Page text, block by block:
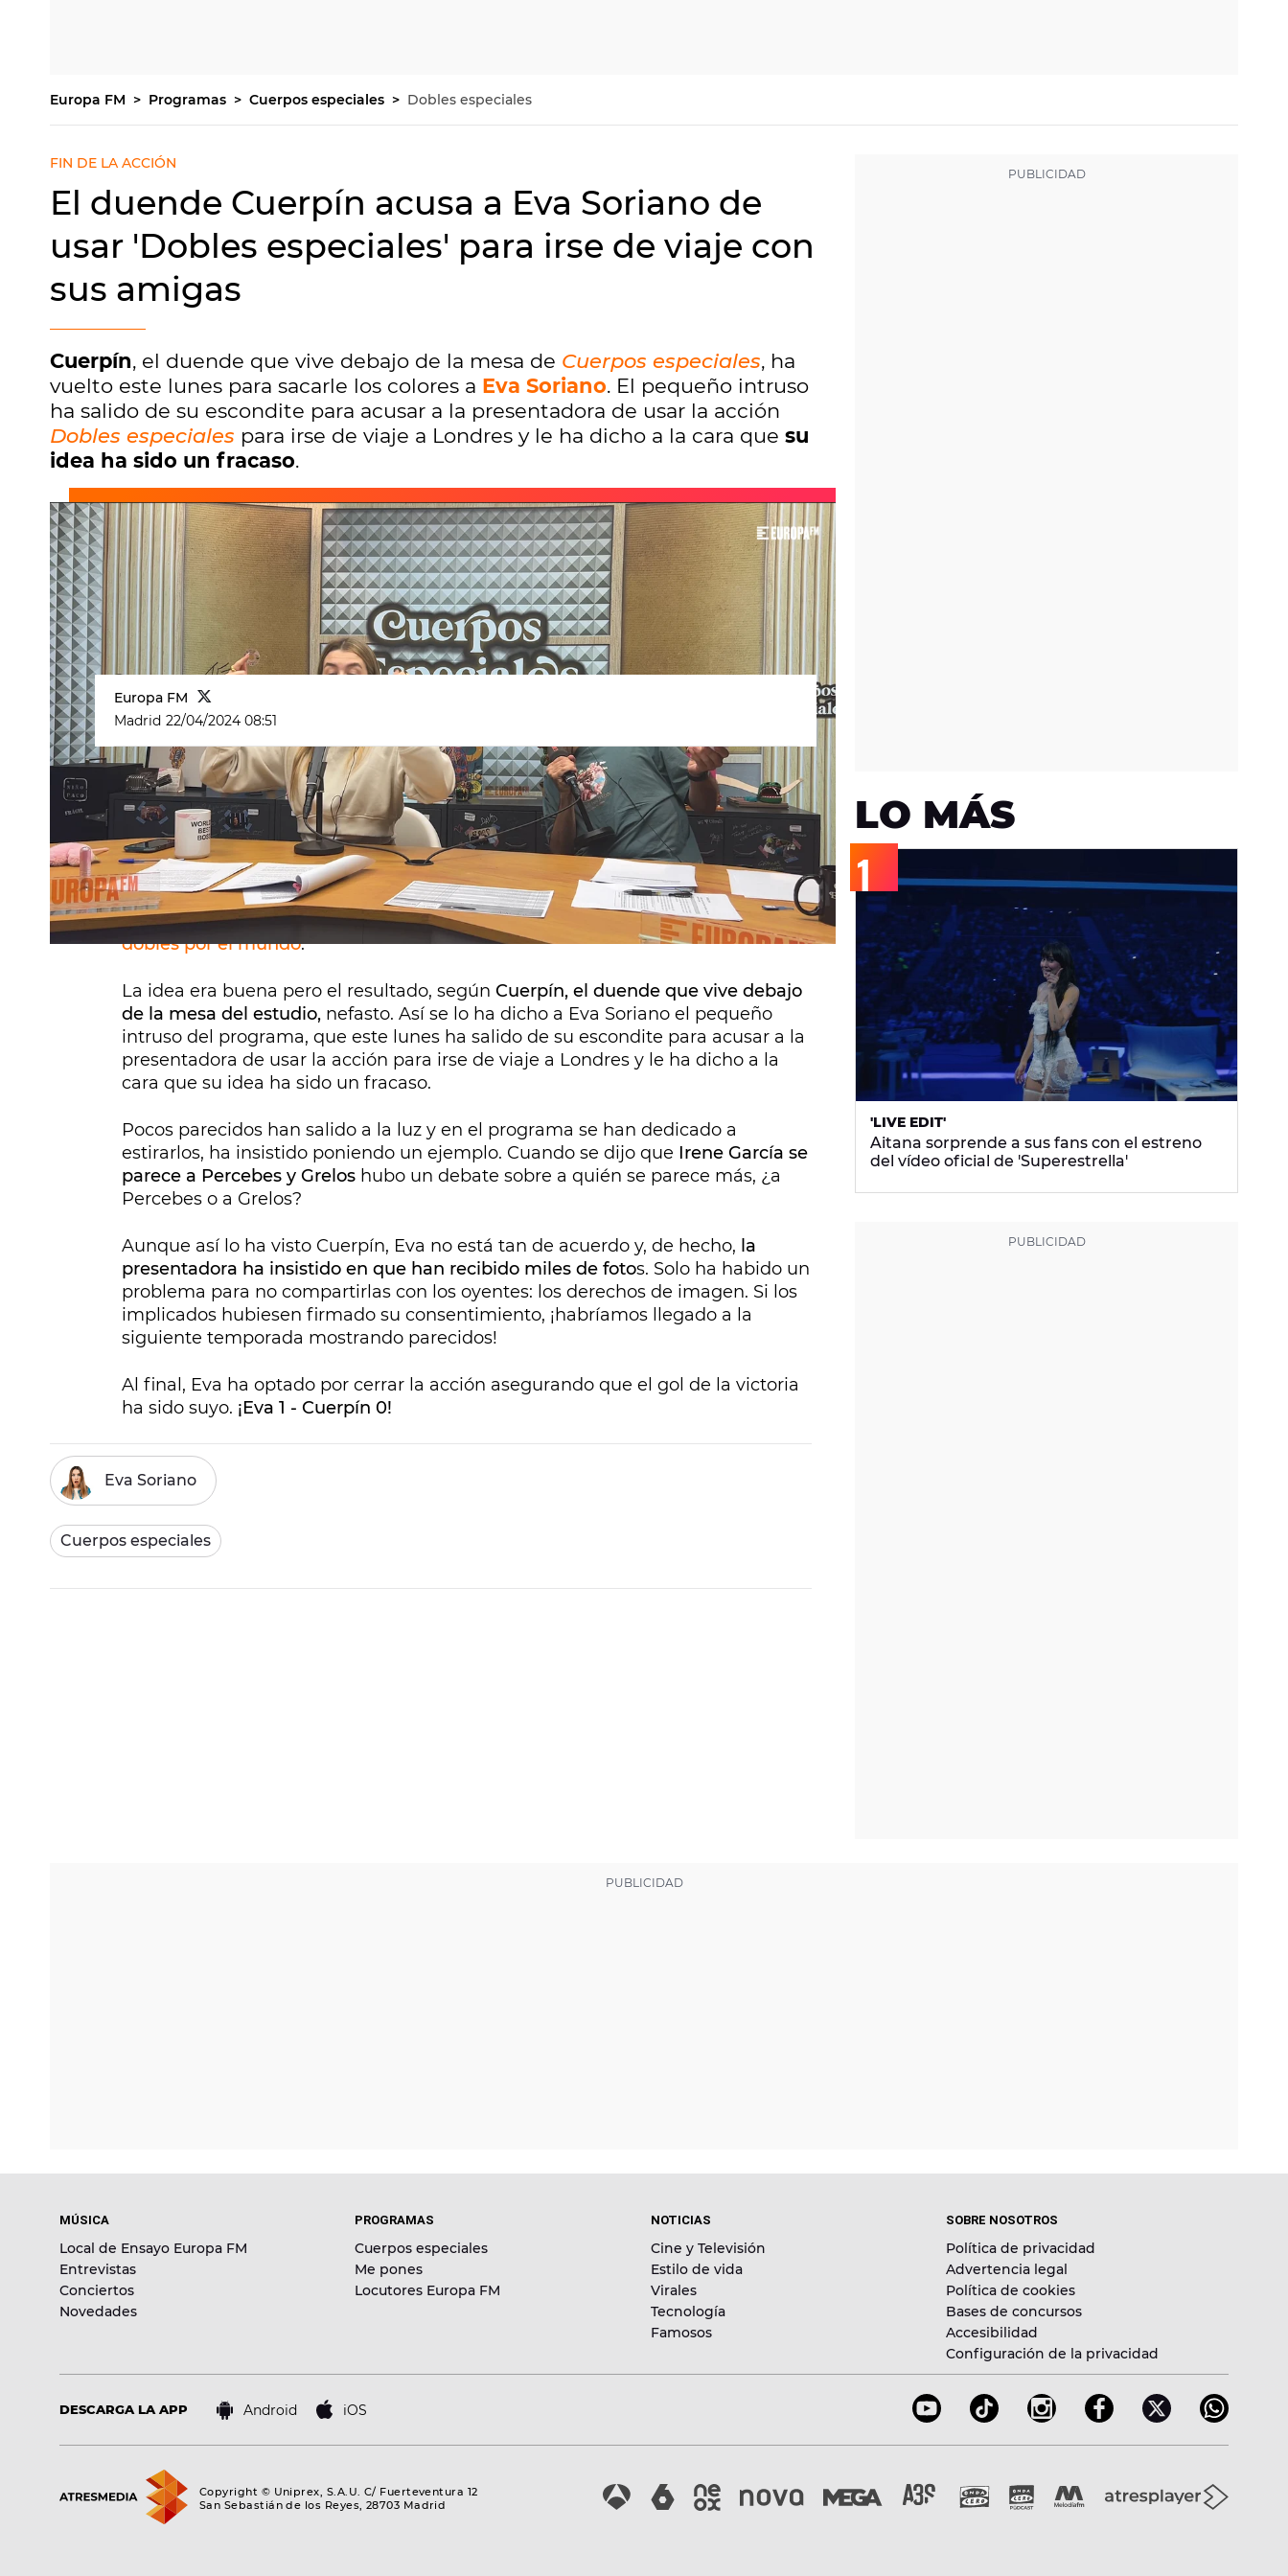
Europa FM Programas Cuerpos especiales Dobles especiales
FIN DE LA ACCIÓN
El duende Cuerpín acusa a Eva Soriano de
usar 'Dobles especiales' para irse de viaje con
sus amigas
Cuerpín, el duende que vive debajo de la mesa de Cuerpos especiales, ha
vuelto este lunes para sacarle los colores a Eva Soriano. El pequeño intruso
ha salido de su escondite para acusar a la presentadora de usar la acción
Dobles especiales para irse de viaje a Londres y le ha dicho a la cara que su
idea ha sido un fracaso.
Europa FM
Madrid 22/04/2024 08:51
Eva Sorianoha decidido ponerle punto y final a la acción especialDobles
especiales, que inició a finales de marzo cuando se fue a Londres en busca de
Ellie Gordon, su hermana gemela a la que descubrió a través de Instagram.
Con la excusa de encontrarse cara a cara, lio a Alba Cordero y a Raquel Cuétara
para irse de viaje y, a su vuelta, provocó la envidia de todos los miembros del
equipo deCuerpos especialesque quisieron seguir sus pasos yencontrar a sus
dobles por el mundo.
La idea era buena pero el resultado, según Cuerpín, el duende que vive debajo
de la mesa del estudio, nefasto. Así se lo ha dicho a Eva Soriano el pequeño
intruso del programa, que este lunes ha salido de su escondite para acusar a la
presentadora de usar la acción para irse de viaje a Londres y le ha dicho a la
cara que su idea ha sido un fracaso.
Pocos parecidos han salido a la luz y en el programa se han dedicado a
estirarlos, ha insistido poniendo un ejemplo. Cuando se dijo que Irene García se
parece a Percebes y Grelos hubo un debate sobre a quién se parece más, ¿a
Percebes o a Grelos?
Aunque así lo ha visto Cuerpín, Eva no está tan de acuerdo y, de hecho, la
presentadora ha insistido en que han recibido miles de fotos. Solo ha habido un
problema para no compartirlas con los oyentes: los derechos de imagen. Si los
implicados hubiesen firmado su consentimiento, ¡habríamos llegado a la
siguiente temporada mostrando parecidos!
Al final, Eva ha optado por cerrar la acción asegurando que el gol de la victoria
ha sido suyo. ¡Eva 1 - Cuerpín 0!
Eva Soriano
Cuerpos especiales
LO MÁS
'LIVE EDIT'
Aitana sorprende a sus fans con el estreno
del vídeo oficial de 'Superestrella'
MÚSICA
Local de Ensayo Europa FM
Entrevistas
Conciertos
Novedades
PROGRAMAS
Cuerpos especiales
Me pones
Locutores Europa FM
NOTICIAS
Cine y Televisión
Estilo de vida
Virales
Tecnología
Famosos
SOBRE NOSOTROS
Política de privacidad
Advertencia legal
Política de cookies
Bases de concursos
Accesibilidad
Configuración de la privacidad
DESCARGA LA APP Android iOS
Copyright © Uniprex, S.A.U. C/ Fuerteventura 12
San Sebastián de los Reyes, 28703 Madrid